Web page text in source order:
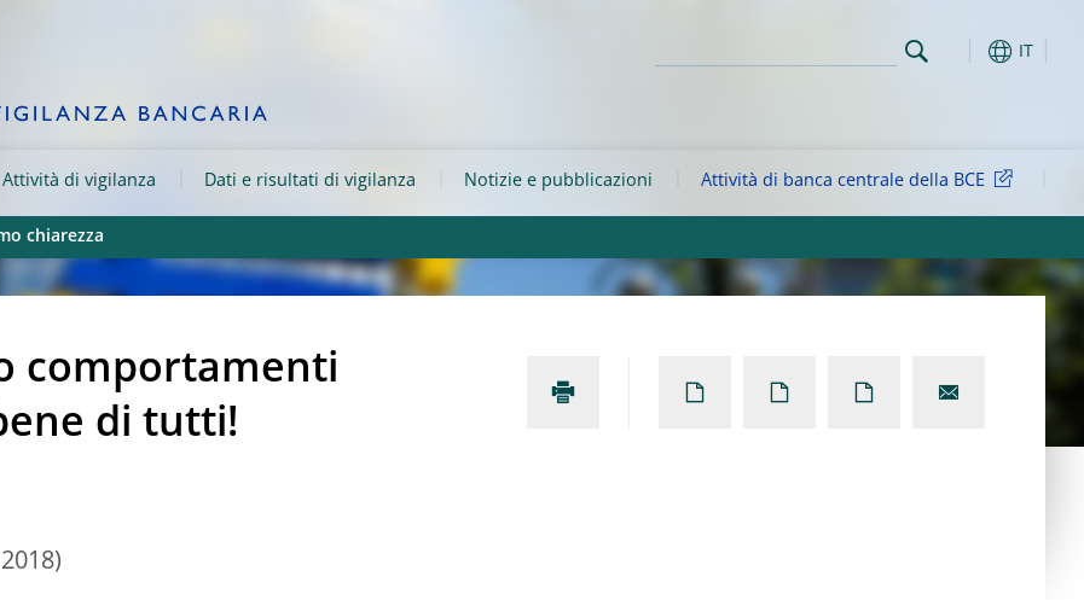
Attività di vigilanza Dati e risultati di vigilanza Notizie e pubblicazioni Attività di banca centrale della BCE
chiarezza
comportamenti
di tutti!